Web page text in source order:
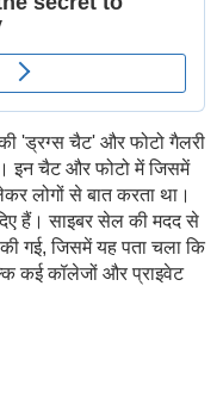
'ड्रग्स चैट' और फोटो गैलरी
इन चैट और फोटो में जिसमें
लोगों से बात करता था।
हैं। साइबर सेल की मदद से
गई, जिसमें यह पता चला कि
कई कॉलेजों और प्राइवेट